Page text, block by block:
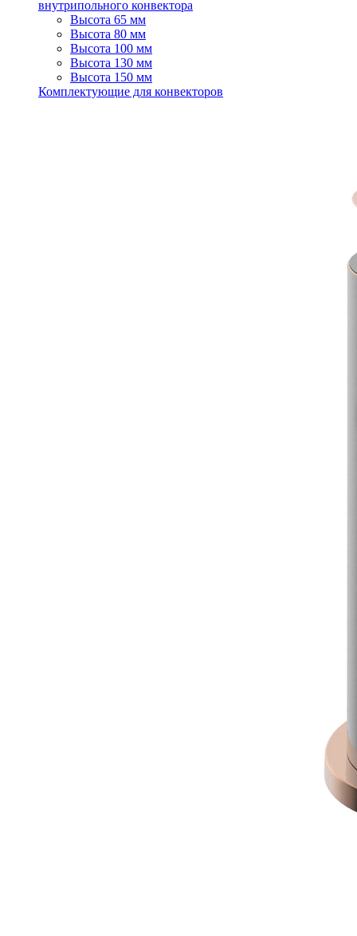
внутрипольного конвектора
Высота 65 мм
Высота 80 мм
Высота 100 мм
Высота 130 мм
Высота 150 мм
Комплектующие для конвекторов